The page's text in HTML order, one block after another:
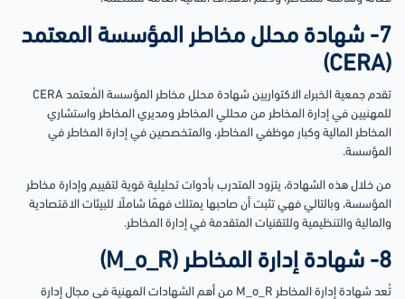
7- شهادة محلل مخاطر المؤسسة المعتمد
(CERA)
تقدم جمعية الخبراء الاكتواريين شهادة محلل مخاطر المؤسسة المُعتمد CERA
للمهنيين في إدارة المخاطر من محللي المخاطر ومديري المخاطر واستشاري
المخاطر المالية وكبار موظفي المخاطر، والمتخصصين في إدارة المخاطر في
المؤسسة.
من خلال هذه الشهادة، يتزود المتدرب بأدوات تحليلية قوية لتقييم وإدارة مخاطر
المؤسسة، وبالتالي فهي تثبت أن صاحبها يمتلك فهمًا شاملًا للبيئات الاقتصادية
والمالية والتنظيمية وللتقنيات المتقدمة في إدارة المخاطر.
8- شهادة إدارة المخاطر (M_o_R)
تُعد شهادة إدارة المخاطر M_o_R من أهم الشهادات المهنية في مجال إدارة